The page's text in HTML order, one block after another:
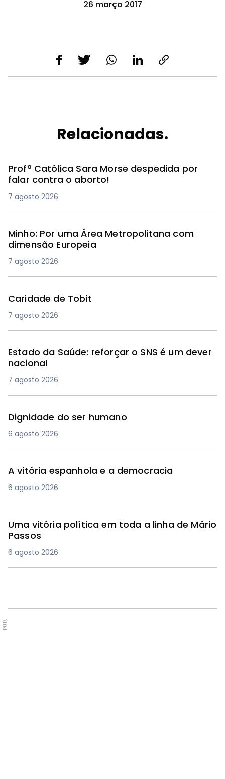
26 março 2017
Relacionadas.
Profª Católica Sara Morse despedida por
falar contra o aborto!
7 agosto 2026
Minho: Por uma Área Metropolitana com
dimensão Europeia
7 agosto 2026
Caridade de Tobit
7 agosto 2026
Estado da Saúde: reforçar o SNS é um dever
nacional
7 agosto 2026
Dignidade do ser humano
6 agosto 2026
A vitória espanhola e a democracia
6 agosto 2026
Uma vitória política em toda a linha de Mário
Passos
6 agosto 2026
PUB.